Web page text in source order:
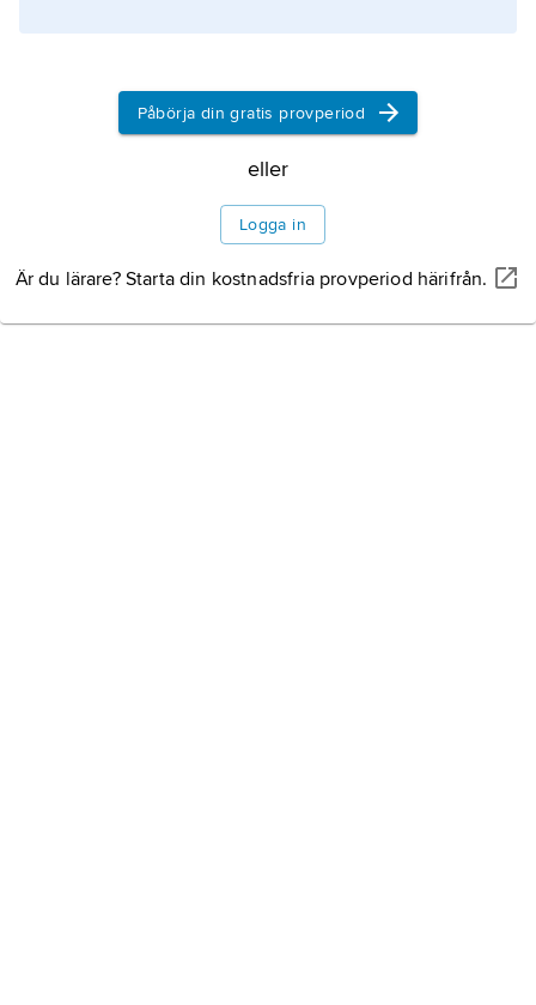
Information om artikeln
Påbörja din gratis provperiod
eller
Logga in
Är du lärare? Starta din kostnadsfria provperiod härifrån.